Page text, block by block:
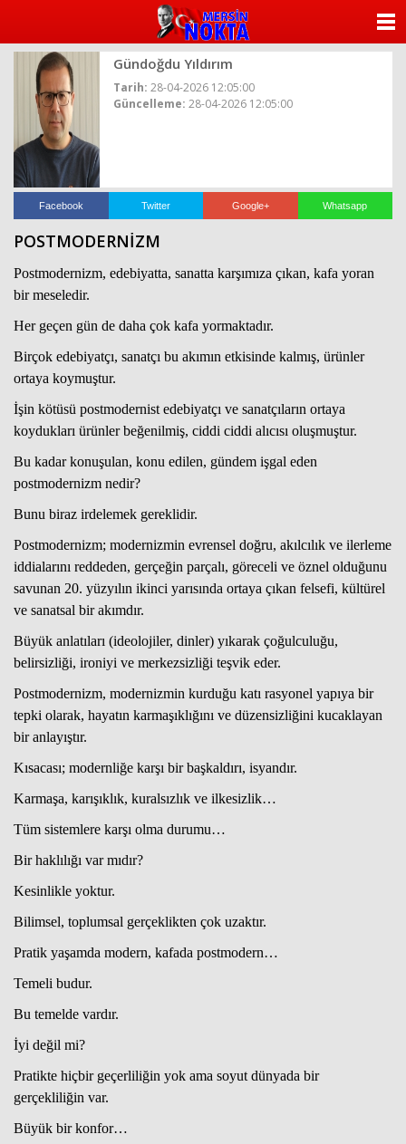
Gündoğdu Yıldırım
Tarih: 28-04-2026 12:05:00
Güncelleme: 28-04-2026 12:05:00
Facebook Twitter Google+ Whatsapp
POSTMODERNİZM
Postmodernizm, edebiyatta, sanatta karşımıza çıkan, kafa yoran
bir meseledir.
Her geçen gün de daha çok kafa yormaktadır.
Birçok edebiyatçı, sanatçı bu akımın etkisinde kalmış, ürünler
ortaya koymuştur.
İşin kötüsü postmodernist edebiyatçı ve sanatçıların ortaya
koydukları ürünler beğenilmiş, ciddi ciddi alıcısı oluşmuştur.
Bu kadar konuşulan, konu edilen, gündem işgal eden
postmodernizm nedir?
Bunu biraz irdelemek gereklidir.
Postmodernizm; modernizmin evrensel doğru, akılcılık ve ilerleme
iddialarını reddeden, gerçeğin parçalı, göreceli ve öznel olduğunu
savunan 20. yüzyılın ikinci yarısında ortaya çıkan felsefi, kültürel
ve sanatsal bir akımdır.
Büyük anlatıları (ideolojiler, dinler) yıkarak çoğulculuğu,
belirsizliği, ironiyi ve merkezsizliği teşvik eder.
Postmodernizm, modernizmin kurduğu katı rasyonel yapıya bir
tepki olarak, hayatın karmaşıklığını ve düzensizliğini kucaklayan
bir anlayıştır.
Kısacası; modernliğe karşı bir başkaldırı, isyandır.
Karmaşa, karışıklık, kuralsızlık ve ilkesizlik…
Tüm sistemlere karşı olma durumu…
Bir haklılığı var mıdır?
Kesinlikle yoktur.
Bilimsel, toplumsal gerçeklikten çok uzaktır.
Pratik yaşamda modern, kafada postmodern…
Temeli budur.
Bu temelde vardır.
İyi değil mi?
Pratikte hiçbir geçerliliğin yok ama soyut dünyada bir
gerçekliliğin var.
Büyük bir konfor…
YAZARLAR